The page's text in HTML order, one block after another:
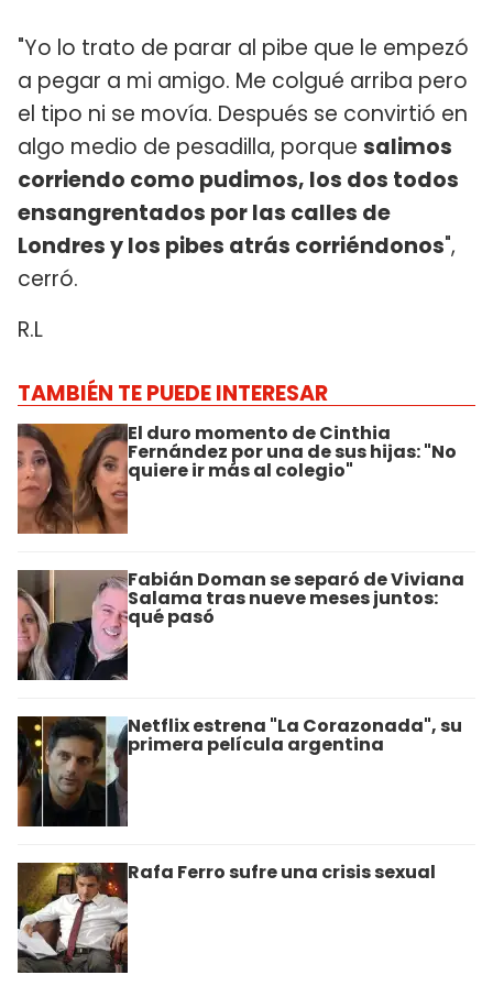
"Yo lo trato de parar al pibe que le empezó
a pegar a mi amigo. Me colgué arriba pero
el tipo ni se movía. Después se convirtió en
algo medio de pesadilla, porque salimos
corriendo como pudimos, los dos todos
ensangrentados por las calles de
Londres y los pibes atrás corriéndonos",
cerró.
R.L
TAMBIÉN TE PUEDE INTERESAR
El duro momento de Cinthia
Fernández por una de sus hijas: "No
quiere ir más al colegio"
Fabián Doman se separó de Viviana
Salama tras nueve meses juntos:
qué pasó
Netflix estrena "La Corazonada", su
primera película argentina
Rafa Ferro sufre una crisis sexual